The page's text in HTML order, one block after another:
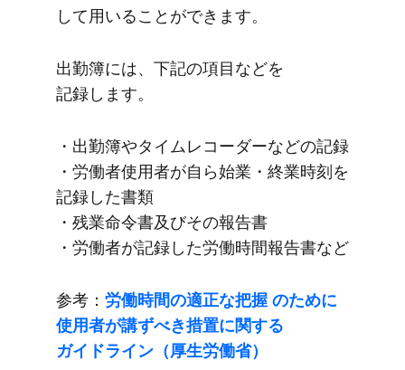
して​用いる​ことができます。
出勤簿には、​下記の​項目などを​
記録します。
・出勤簿や​タイムレコーダーなどの​記録
・労働者使用者が​自ら始業・終業時刻を​
記録した​書類
・残業命令書及び​その​報告書
・労働者が​記録した​労働時間報告書など
参考： 労働時間の​適正な​把握 の​ために​
使用者が​講ずべき措置に​関する​
ガイドライン​（厚生労働省）